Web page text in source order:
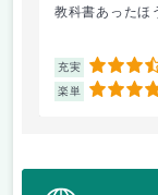
教科書あったほ
充実 3.5
楽単 4.5